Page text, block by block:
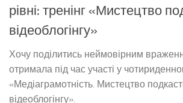
рівні: тренінг «Мистецтво
відеоблогінгу»
Хочу поділитись неймовірним
отримала під час участі у
«Медіаграмотність. Мистецтво
відеоблогінгу».